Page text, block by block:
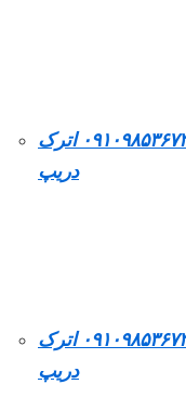
لوله پلی اتیلن ۱۶۰ میلیمتری ساری ۰۹۱۰۹۸۵۳۶۷۳ اترک
دریپ
لوله پلی اتیلن ۱۶۰ میلیمتری اردبیل ۰۹۱۰۹۸۵۳۶۷۳ اترک
دریپ